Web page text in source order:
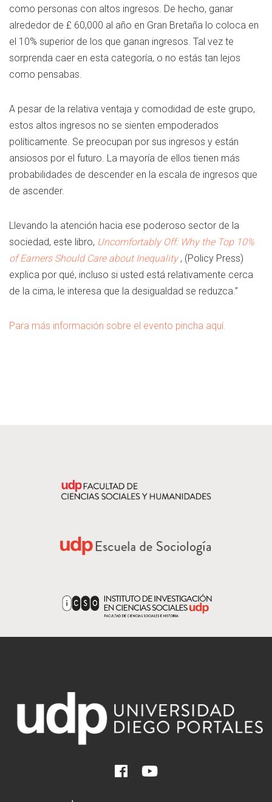
como personas con altos ingresos. De hecho, ganar
alrededor de £ 60,000 al año en Gran Bretaña lo coloca en
el 10% superior de los que ganan ingresos. Tal vez te
sorprenda caer en esta categoría, o no estás tan lejos
como pensabas.
A pesar de la relativa ventaja y comodidad de este grupo,
estos altos ingresos no se sienten empoderados
políticamente. Se preocupan por sus ingresos y están
ansiosos por el futuro. La mayoría de ellos tienen más
probabilidades de descender en la escala de ingresos que
de ascender.
Llevando la atención hacia ese poderoso sector de la
sociedad, este libro, Uncomfortably Off: Why the Top 10%
of Earners Should Care about Inequality, (Policy Press)
explica por qué, incluso si usted está relativamente cerca
de la cima, le interesa que la desigualdad se reduzca.”
Para más información sobre el evento pincha aquí.